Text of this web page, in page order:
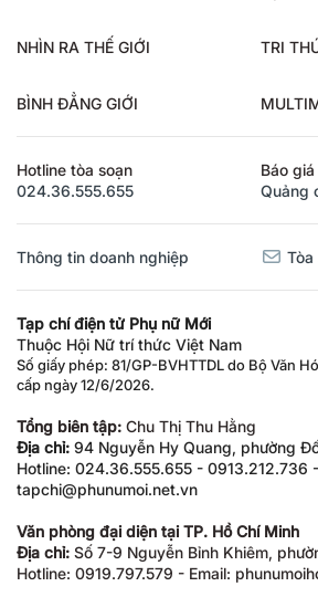
NHÌN RA THẾ GIỚI TRI
BÌNH ĐẲNG GIỚI
Hotline tòa soạn
024.36.555.655
Báo giá
Quảng
Thông tin doanh nghiệp Tòa
Tạp chí điện tử Phụ nữ Mới
Thuộc Hội Nữ trí thức Việt Nam
Số giấy phép: 81/GP-BVHTTDL do Bộ Văn
cấp ngày 12/6/2026.
Tổng biên tập: Chu Thị Thu Hằng
Địa chỉ: 94 Nguyễn Hy Quang, phường
Hotline: 024.36.555.655 - 0913.212.736
tapchi@phunumoi.net.vn
Văn phòng đại diện tại TP. Hồ Chí Minh
Địa chỉ: Số 7-9 Nguyễn Bỉnh Khiêm,
Hotline: 0919.797.579 - Email: